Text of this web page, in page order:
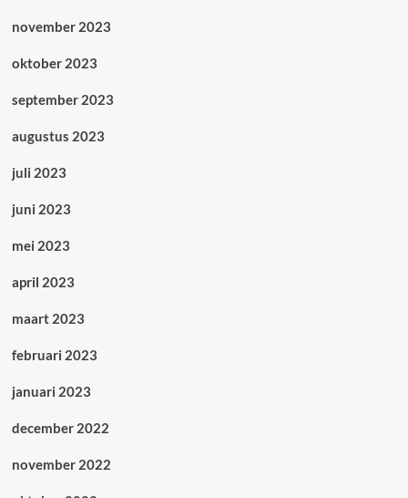
november 2023
oktober 2023
september 2023
augustus 2023
juli 2023
juni 2023
mei 2023
april 2023
maart 2023
februari 2023
januari 2023
december 2022
november 2022